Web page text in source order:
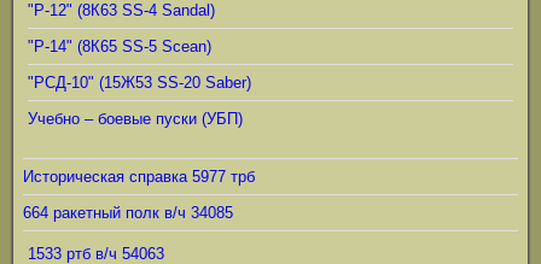
"Р-12" (8К63 SS-4 Sandal)
"Р-14" (8К65 SS-5 Scean)
"РСД-10" (15Ж53 SS-20 Saber)
Учебно – боевые пуски (УБП)
Историческая справка 5977 трб
664 ракетный полк в/ч 34085
1533 ртб в/ч 54063